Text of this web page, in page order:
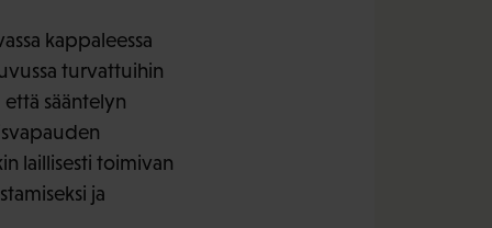
kappaleessa
turvattuihin
sääntelyn
laillisesti toimivan
ja